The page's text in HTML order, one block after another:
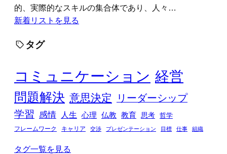
的、実際的なスキルの集合体であり、人々…
新着リストを見る
タグ
コミュニケーション 経営
問題解決 意思決定
リーダーシップ
学習
感情 人生 心理 仏教 教育 思考
哲学
フレームワーク
キャリア 交渉 プレゼンテーション 目標 仕事 組織
タグ一覧を見る